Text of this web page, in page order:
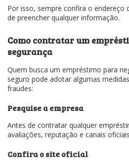
Por isso, sempre confira o endereço
de preencher qualquer informação.
Como contratar um
segurança
Quem busca um empréstimo para
seguro pode adotar algumas
fraudes:
Pesquise a empresa
Antes de contratar qualquer
avaliações, reputação e canais
Confira o site oficial